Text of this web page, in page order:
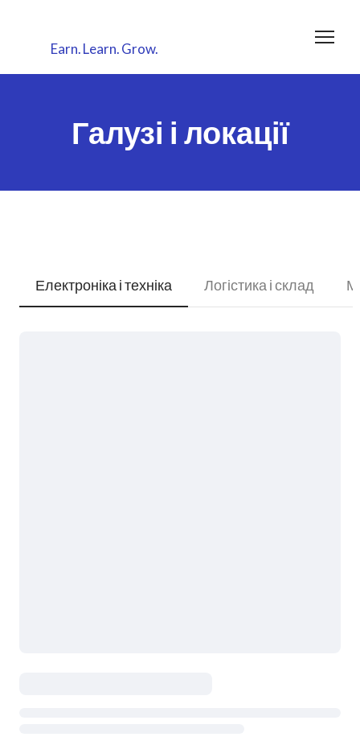
Earn.Learn.Grow.
Галузі і локації
Електроніка і техніка Логістика і склад